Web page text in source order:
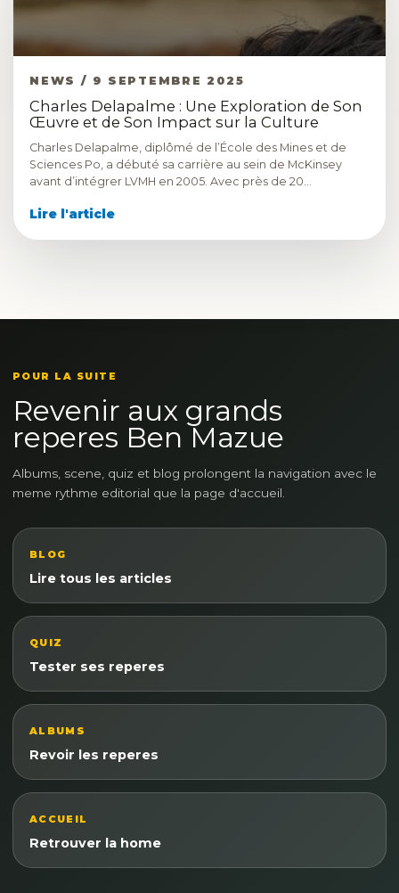
NEWS / 9 SEPTEMBRE 2025
Charles Delapalme : Une Exploration de Son
Œuvre et de Son Impact sur la Culture
Charles Delapalme, diplômé de l’École des Mines et de
Sciences Po, a débuté sa carrière au sein de McKinsey
avant d’intégrer LVMH en 2005. Avec près de 20…
Lire l'article
POUR LA SUITE
Revenir aux grands
reperes Ben Mazue
Albums, scene, quiz et blog prolongent la navigation avec le
meme rythme editorial que la page d'accueil.
BLOG
Lire tous les articles
QUIZ
Tester ses reperes
ALBUMS
Revoir les reperes
ACCUEIL
Retrouver la home